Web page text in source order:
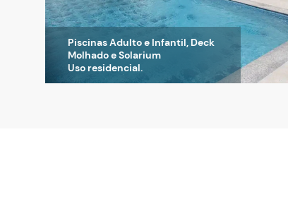
Piscinas Adulto e Infantil, Deck
Molhado e Solarium
Uso residencial.